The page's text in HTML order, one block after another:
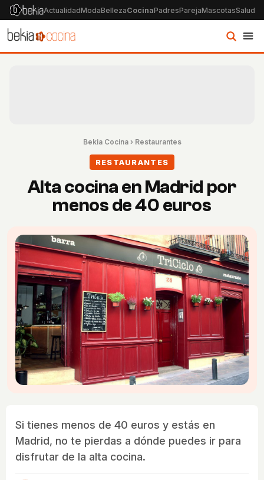
ActualidadModaBellezaCocinaPadresParejaMascotasSalud
Bekia Cocina› Restaurantes
RESTAURANTES
Alta cocina en Madrid por
menos de 40 euros
Si tienes menos de 40 euros y estás en
Madrid, no te pierdas a dónde puedes ir para
disfrutar de la alta cocina.